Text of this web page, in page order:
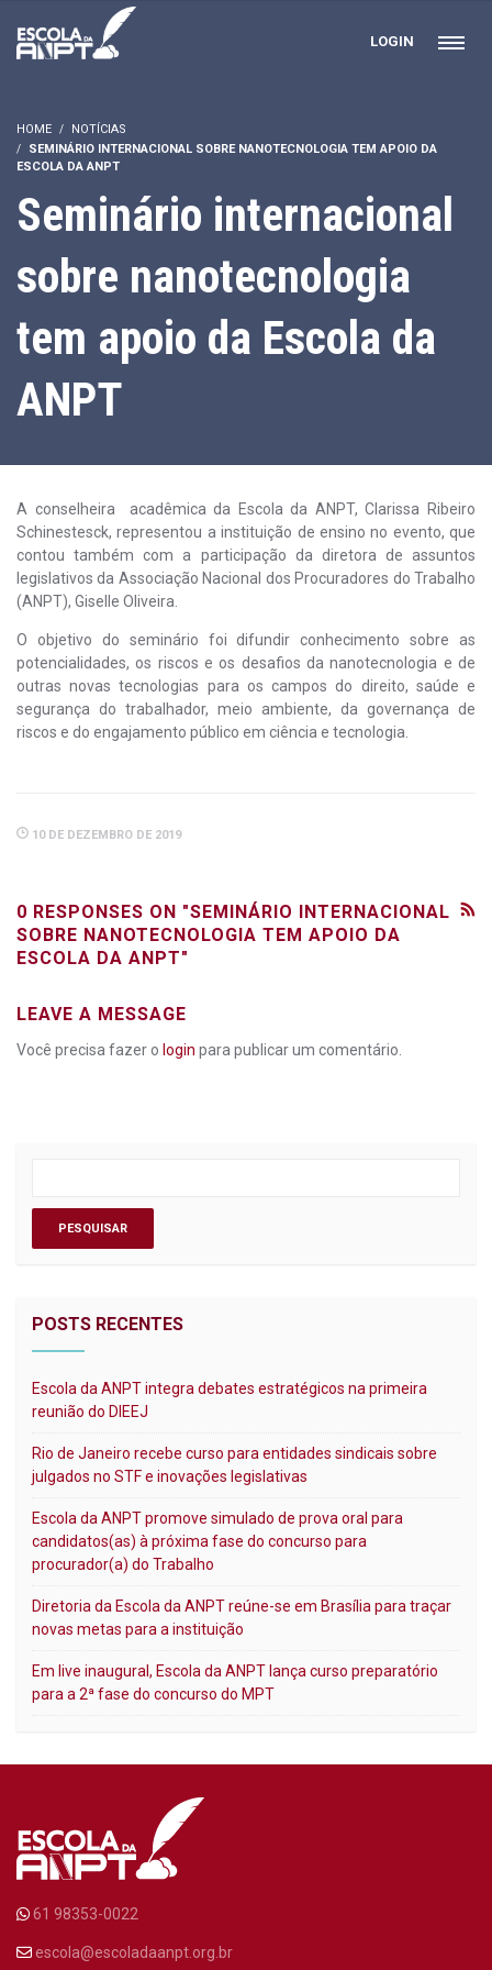
LOGIN
HOME
NOTÍCIAS
SEMINÁRIO INTERNACIONAL SOBRE NANOTECNOLOGIA TEM APOIO DA
ESCOLA DA ANPT
Seminário internacional
sobre nanotecnologia
tem apoio da Escola da
ANPT
A conselheira acadêmica da Escola da ANPT, Clarissa Ribeiro
Schinestesck, representou a instituição de ensino no evento, que
contou também com a participação da diretora de assuntos
legislativos da Associação Nacional dos Procuradores do Trabalho
(ANPT), Giselle Oliveira.
O objetivo do seminário foi difundir conhecimento sobre as
potencialidades, os riscos e os desafios da nanotecnologia e de
outras novas tecnologias para os campos do direito, saúde e
segurança do trabalhador, meio ambiente, da governança de
riscos e do engajamento público em ciência e tecnologia.
10 DE DEZEMBRO DE 2019
0 RESPONSES ON "SEMINÁRIO INTERNACIONAL
SOBRE NANOTECNOLOGIA TEM APOIO DA
ESCOLA DA ANPT"
LEAVE A MESSAGE
Você precisa fazer o login para publicar um comentário.
POSTS RECENTES
Escola da ANPT integra debates estratégicos na primeira
reunião do DIEEJ
Rio de Janeiro recebe curso para entidades sindicais sobre
julgados no STF e inovações legislativas
Escola da ANPT promove simulado de prova oral para
candidatos(as) à próxima fase do concurso para
procurador(a) do Trabalho
Diretoria da Escola da ANPT reúne-se em Brasília para traçar
novas metas para a instituição
Em live inaugural, Escola da ANPT lança curso preparatório
para a 2ª fase do concurso do MPT
61 98353-0022
escola@escoladaanpt.org.br